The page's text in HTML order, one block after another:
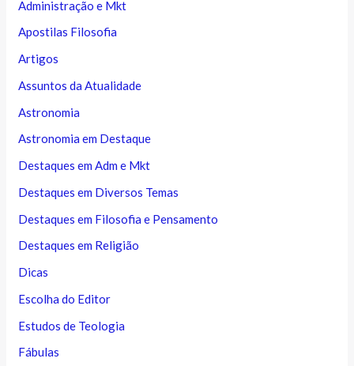
Administração e Mkt
Apostilas Filosofia
Artigos
Assuntos da Atualidade
Astronomia
Astronomia em Destaque
Destaques em Adm e Mkt
Destaques em Diversos Temas
Destaques em Filosofia e Pensamento
Destaques em Religião
Dicas
Escolha do Editor
Estudos de Teologia
Fábulas